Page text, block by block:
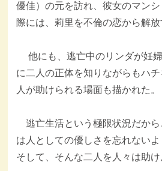
優佳）の元を訪れ、彼女のマン
際には、莉里を不倫の恋から解放
他にも、逃亡中のリンダが妊
に二人の正体を知りながらもハ
人が助けられる場面も描かれた。
逃亡生活という極限状況だか
は人としての優しさを忘れないよ
そして、そんな二人を人々は助け